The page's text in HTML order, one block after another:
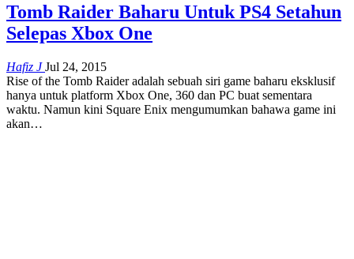
Tomb Raider Baharu Untuk PS4 Setahun
Selepas Xbox One
Hafiz JJul 24, 2015
Rise of the Tomb Raider adalah sebuah siri game baharu eksklusif
hanya untuk platform Xbox One, 360 dan PC buat sementara
waktu. Namun kini Square Enix mengumumkan bahawa game ini
akan…